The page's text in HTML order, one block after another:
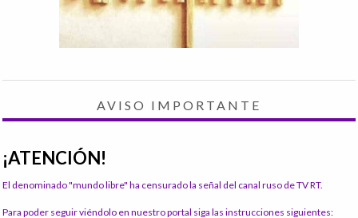
AVISO IMPORTANTE
¡ATENCIÓN!
El denominado "mundo libre" ha censurado la señal del canal ruso de TV RT.
Para poder seguir viéndolo en nuestro portal siga las instrucciones siguientes: